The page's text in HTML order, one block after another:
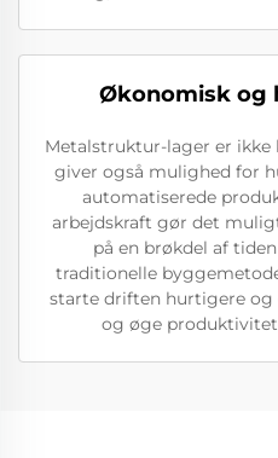
Økonomisk og
Metalstruktur-lager er ikke
giver også mulighed for
automatiserede
arbejdskraft gør det
på en brøkdel af
traditionelle
starte driften hurtigere og
og øge